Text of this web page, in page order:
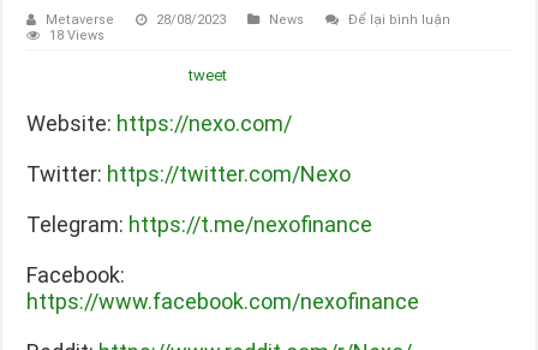
Metaverse 28/08/2023 News
Để lại bình luận
18 Views
tweet
Website: https://nexo.com/
Twitter: https://twitter.com/Nexo
Telegram: https://t.me/nexofinance
Facebook:
https://www.facebook.com/nexofinance